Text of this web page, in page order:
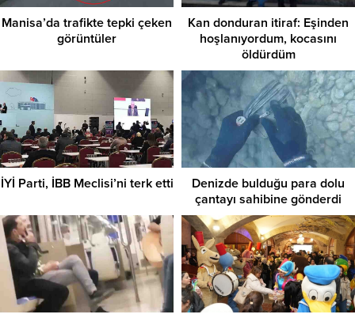
Manisa’da trafikte tepki çeken
görüntüler
Kan donduran itiraf: Eşinden
hoşlanıyordum, kocasını
öldürdüm
İYİ Parti, İBB Meclisi’ni terk etti
Denizde bulduğu para dolu
çantayı sahibine gönderdi